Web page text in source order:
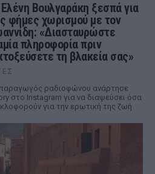
Βουλγαράκη ξεσπά για
φήμες χωρισμού με τον
«Διασταυρώστε
πληροφορία πριν
τη βλακεία σας»
ραδιοφώνου ανάρτησε
στο Instagram για να διαψεύσει όσα
για την ερωτική της ζωή